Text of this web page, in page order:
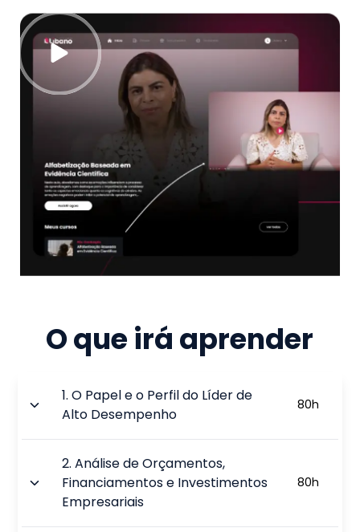
O que irá aprender
1.O Papel e o Perfil do Líder de
Alto Desempenho
80h
2.Análise de Orçamentos,
Financiamentos e Investimentos
Empresariais
80h